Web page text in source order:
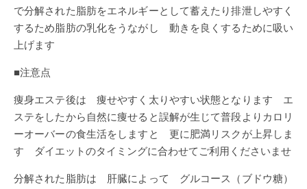
で分解された脂肪をエネルギーとして蓄えたり排泄しやすく
するため脂肪の乳化をうながし 動きを良くするために吸い
上げます
■注意点
痩身エステ後は 痩せやすく太りやすい状態となります エ
ステをしたから自然に痩せると誤解が生じて普段よりカロリ
ーオーバーの食生活をしますと 更に肥満リスクが上昇しま
す ダイエットのタイミングに合わせてご利用くださいませ
分解された脂肪は 肝臓によって グルコース（ブドウ糖）